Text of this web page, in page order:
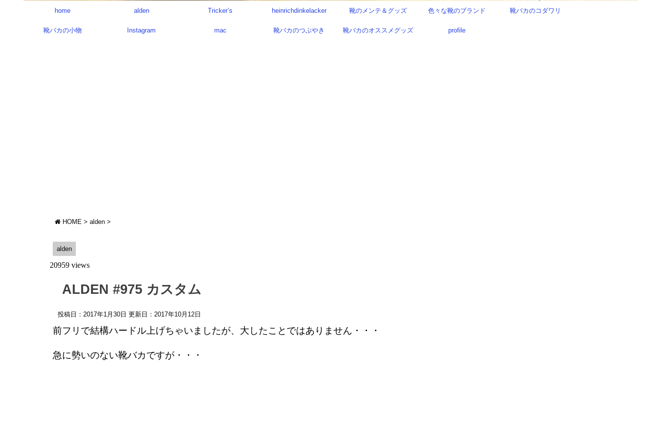
home alden Tricker’s heinrichdinkelacker 靴のメンテ＆グッズ 色々な靴のブランド 靴バカのコダワリ
靴バカの小物 Instagram mac 靴バカのつぶやき 靴バカのオススメグッズ profile
HOME > alden >
alden
20959 views
ALDEN #975 カスタム
投稿日：2017年1月30日 更新日： 2017年10月12日
前フリで結構ハードル上げちゃいましたが、大したことではありません・・・
急に勢いのない靴バカですが・・・